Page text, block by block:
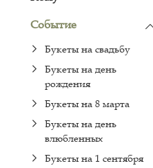
Событие
Букеты на свадьбу
Букеты на день
рождения
Букеты на 8 марта
Букеты на день
влюбленных
Букеты на 1 сентября